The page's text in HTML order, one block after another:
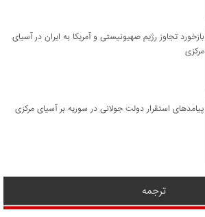
​بازخورد تجاوز رژیم صهیونیستی و آمریکا به ایران در آسیای
مرکزی
پیامدهای استقرار دولت جولانی در سوریه بر آسیای مرکزی
ترجمه